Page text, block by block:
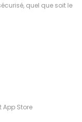
quel que soit le
App Store